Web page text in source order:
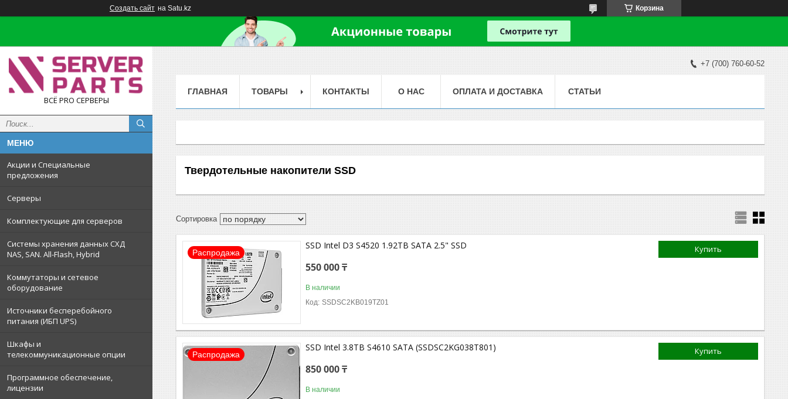
Создать сайт на Satu.kz Корзина
ВСЁ PRO СЕРВЕРЫ
Акции и Специальные
предложения
Серверы
Комплектующие для серверов
Системы хранения данных СХД
NAS, SAN. All-Flash, Hybrid
Коммутаторы и сетевое
оборудование
Источники бесперебойного
питания (ИБП UPS)
Шкафы и
телекоммуникационные опции
Программное обеспечение,
лицензии
+7 (700) 760-60-52
ГЛАВНАЯ ТОВАРЫ КОНТАКТЫ О НАС ОПЛАТА И ДОСТАВКА СТАТЬИ
Твердотельные накопители SSD
Распродажа Купить
SSD Intel D3 S4520 1.92TB SATA 2.5" SSD
550 000 ₸
В наличии
SSDSC2KB019TZ01
Распродажа Купить
SSD Intel 3.8TB S4610 SATA (SSDSC2KG038T801)
850 000 ₸
В наличии